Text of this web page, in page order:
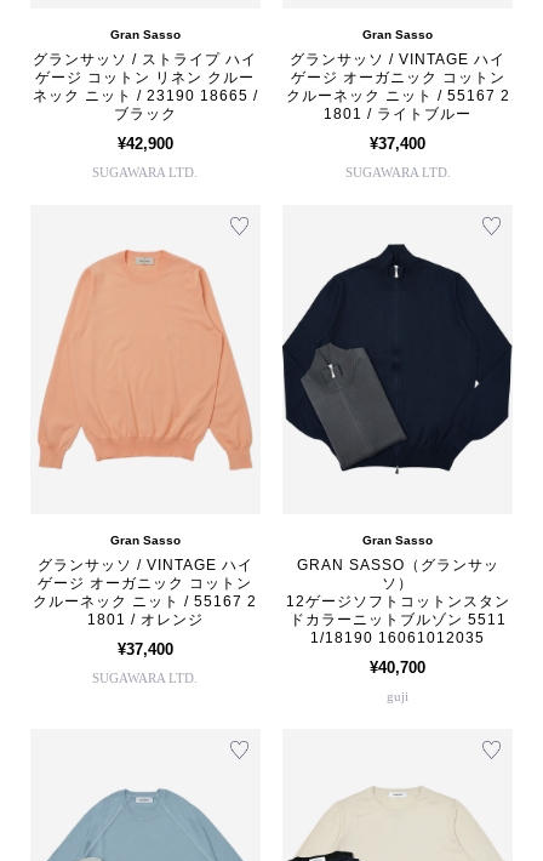
Gran Sasso
グランサッソ / ストライプ ハイ
ゲージ コットン リネン クルー
ネック ニット / 23190 18665 /
ブラック
¥42,900
SUGAWARA LTD.
Gran Sasso
グランサッソ / VINTAGE ハイ
ゲージ オーガニック コットン
クルーネック ニット / 55167 2
1801 / ライトブルー
¥37,400
SUGAWARA LTD.
Gran Sasso
グランサッソ / VINTAGE ハイ
ゲージ オーガニック コットン
クルーネック ニット / 55167 2
1801 / オレンジ
¥37,400
SUGAWARA LTD.
Gran Sasso
GRAN SASSO（グランサッ
ソ）
12ゲージソフトコットンスタン
ドカラーニットブルゾン 5511
1/18190 16061012035
¥40,700
guji